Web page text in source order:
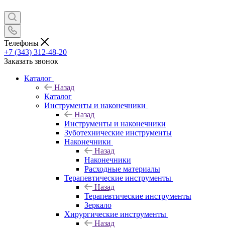
Телефоны
+7 (343) 312-48-20
Заказать звонок
Каталог
Назад
Каталог
Инструменты и наконечники
Назад
Инструменты и наконечники
Зуботехнические инструменты
Наконечники
Назад
Наконечники
Расходные материалы
Терапевтические инструменты
Назад
Терапевтические инструменты
Зеркало
Хирургические инструменты
Назад